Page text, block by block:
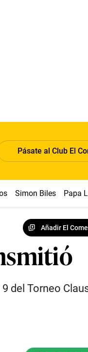
Pásate al Club El
Simon Biles Papa
Añadir El
del Torneo